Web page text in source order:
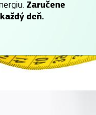
Zaručene
deň.